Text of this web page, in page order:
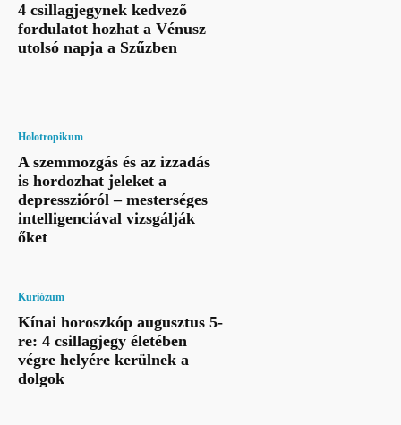
4 csillagjegynek kedvező
fordulatot hozhat a Vénusz
utolsó napja a Szűzben
Holotropikum
A szemmozgás és az izzadás
is hordozhat jeleket a
depresszióról – mesterséges
intelligenciával vizsgálják
őket
Kuriózum
Kínai horoszkóp augusztus 5-
re: 4 csillagjegy életében
végre helyére kerülnek a
dolgok